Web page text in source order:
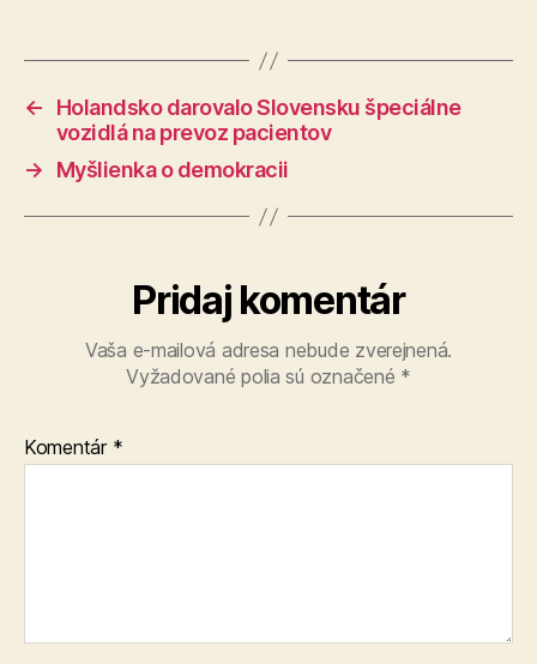
←
Holandsko darovalo Slovensku špeciálne
vozidlá na prevoz pacientov
→
Myšlienka o demokracii
Pridaj komentár
Vaša e-mailová adresa nebude zverejnená.
Vyžadované polia sú označené *
Komentár *